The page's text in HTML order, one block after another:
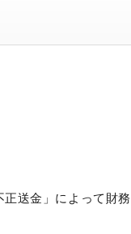
送金」によって財